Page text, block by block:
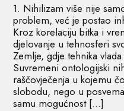
1. Nihilizam više nije
problem, već je postao
Kroz korelaciju bitka i
djelovanje u tehnosferi
Zemlje, gdje tehnika
Suvremeni ontologijski
raščovječenja u kojemu
slobodu, nego u
samu mogućnost […]